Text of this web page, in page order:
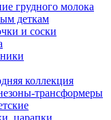
грудного молока
деткам
и соски
коллекция
трансформеры